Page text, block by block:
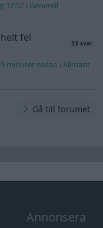
12:52 i Generell
fel
33 svar
minuter sedan iAllmänt
Gå till forumet
Annonsera